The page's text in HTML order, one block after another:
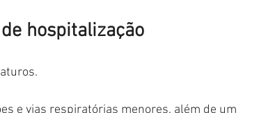
hospitalização
e vias respiratórias menores, além de um